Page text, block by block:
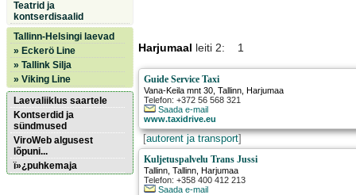
Teatrid ja
kontserdisaalid
Tallinn-Helsingi laevad
» Eckerö Line
» Tallink Silja
» Viking Line
Laevaliiklus saartele
Kontserdid ja
sündmused
ViroWeb algusest
lõpuni...
ï»¿puhkemaja
Harjumaal leiti 2: 1
Guide Service Taxi
Vana-Keila mnt 30 ,Tallinn , Harjumaa
Telefon: +372 56 568 321
Saada e-mail
www.taxidrive.eu
[autorent ja transport]
Kuljetuspalvelu Trans Jussi
Tallinn ,Tallinn , Harjumaa
Telefon: +358 400 412 213
Saada e-mail